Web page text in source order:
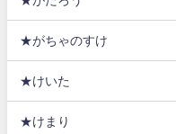
★がちゃのすけ
★けいた
★けまり